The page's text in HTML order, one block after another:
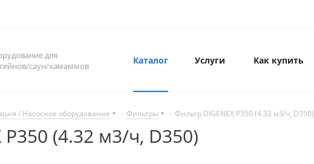
для
саун/хамаммов
Каталог Услуги Как купить
/ Насосное оборудование - Фильтры - Фильтр DIGENEX P350 (4.32 м3/ч, D350)
(4.32 м3/ч, D350)